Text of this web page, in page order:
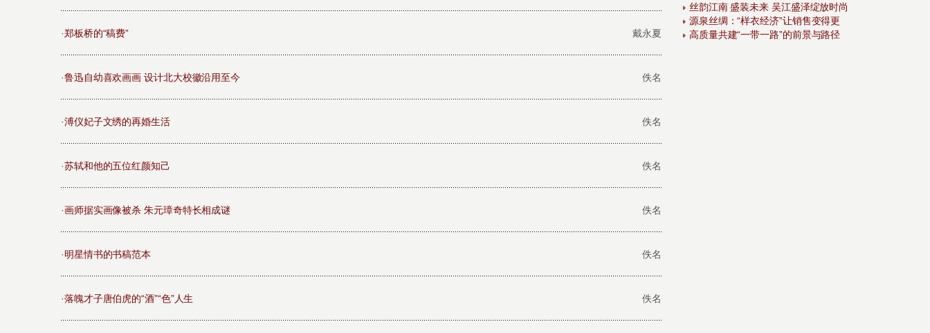
·郑板桥的“稿费” 戴永夏
·鲁迅自幼喜欢画画 设计北大校徽沿用至今 佚名
·溥仪妃子文绣的再婚生活 佚名
·苏轼和他的五位红颜知己 佚名
·画师据实画像被杀 朱元璋奇特长相成谜 佚名
·明星情书的书稿范本 佚名
·落魄才子唐伯虎的“酒”“色”人生 佚名
丝韵江南 盛装未来 吴江盛泽绽放时尚
源泉丝绸：“样衣经济”让销售变得更
高质量共建“一带一路”的前景与路径